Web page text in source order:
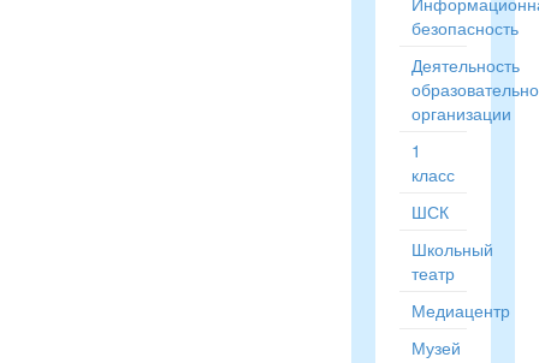
безопасность
Деятельность
организации
1
класс
ШСК
Школьный
театр
Медиацентр
Музей